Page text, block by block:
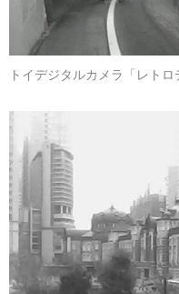
トイデジタルカメラ「レト